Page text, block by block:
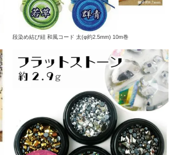
段染め結び紐 和風コード 太(φ約2.5mm) 10m巻